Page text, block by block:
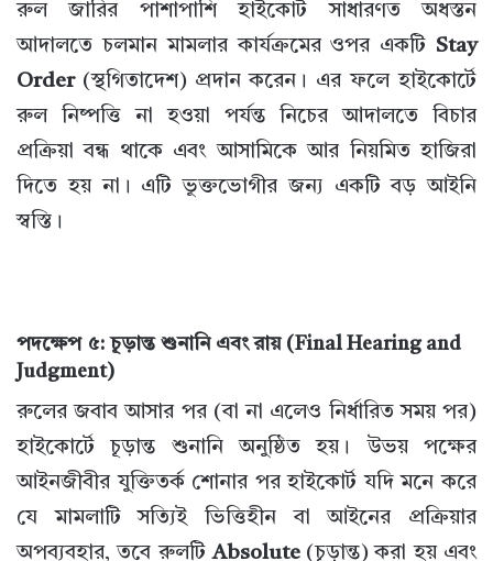
রুল জারির পাশাপাশি হাইকোর্ট সাধারণত অধস্তন
আদালতে চলমান মামলার কার্যক্রমের ওপর একটি Stay
Order(স্থগিতাদেশ) প্রদান করেন। এর ফলে হাইকোর্টে
রুল নিষ্পত্তি না হওয়া পর্যন্ত নিচের আদালতে বিচার
প্রক্রিয়া বন্ধ থাকে এবং আসামিকে আর নিয়মিত হাজিরা
দিতে হয় না। এটি ভুক্তভোগীর জন্য একটি বড় আইনি
স্বস্তি।
পদক্ষেপ ৫: চূড়ান্ত শুনানি এবং রায় (Final Hearing and
Judgment)
রুলের জবাব আসার পর (বা না এলেও নির্ধারিত সময় পর)
হাইকোর্টে চূড়ান্ত শুনানি অনুষ্ঠিত হয়। উভয় পক্ষের
আইনজীবীর যুক্তিতর্ক শোনার পর হাইকোর্ট যদি মনে করে
যে মামলাটি সত্যিই ভিত্তিহীন বা আইনের প্রক্রিয়ার
অপব্যবহার, তবে রুলটিAbsolute(চূড়ান্ত) করা হয় এবং